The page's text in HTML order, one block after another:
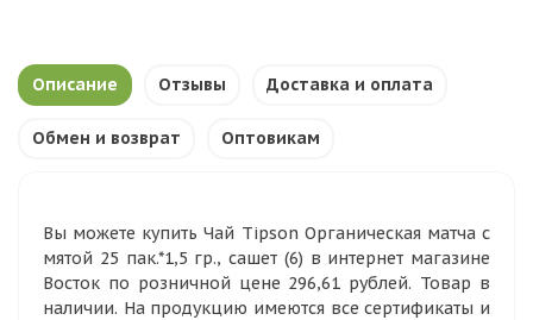
Описание Отзывы Доставка и оплата
Обмен и возврат Оптовикам
Вы можете купить Чай Tipson Органическая матча с
мятой 25 пак.*1,5 гр., сашет (6) в интернет магазине
Восток по розничной цене 296,61 рублей. Товар в
наличии. На продукцию имеются все сертификаты и